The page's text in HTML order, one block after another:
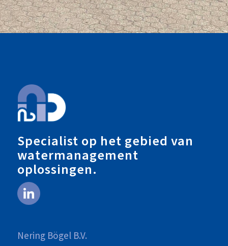
Specialist op het gebied van
watermanagement
oplossingen.
Nering Bögel B.V.